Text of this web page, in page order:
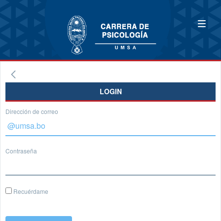
LOGIN
Dirección de correo
Contraseña
Recuérdame